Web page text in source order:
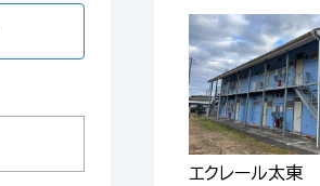
エクレール太東